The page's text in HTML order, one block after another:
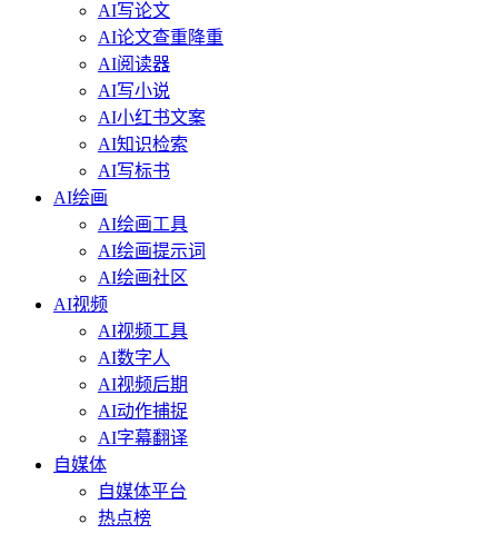
AI写论文
AI论文查重降重
AI阅读器
AI写小说
AI小红书文案
AI知识检索
AI写标书
AI绘画
AI绘画工具
AI绘画提示词
AI绘画社区
AI视频
AI视频工具
AI数字人
AI视频后期
AI动作捕捉
AI字幕翻译
自媒体
自媒体平台
热点榜